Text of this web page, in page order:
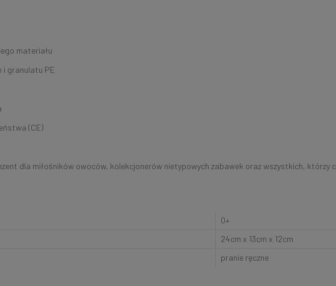
materiału
i granulatu PE
(CE)
dla miłośników owoców, kolekcjonerów nietypowych zabawek oraz wszystkich, którzy
0+
24cm x 13cm x 12cm
pranie ręczne